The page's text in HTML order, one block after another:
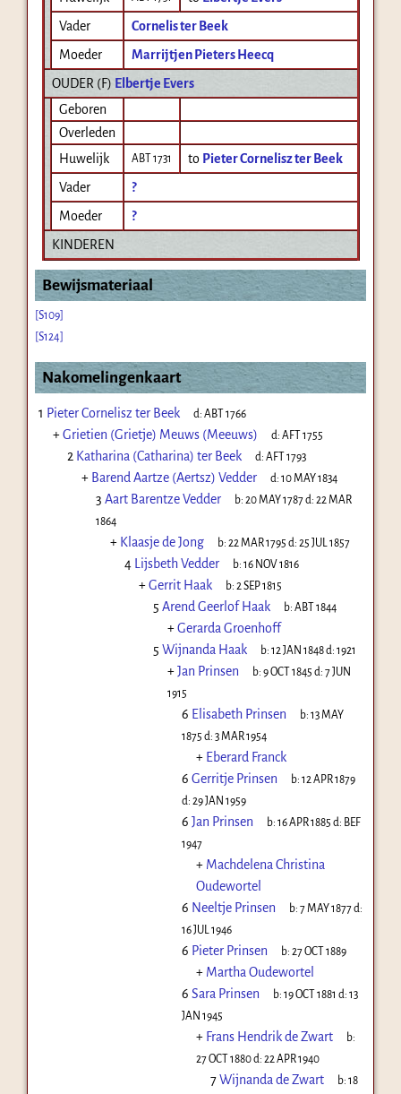
Vader
Cornelis ter Beek
Moeder
Marrijtjen Pieters Heecq
OUDER (F) Elbertje Evers
Geboren
Overleden
Huwelijk
ABT 1731 to Pieter Cornelisz ter Beek
Vader
?
Moeder
?
KINDEREN
Bewijsmateriaal
[S109]
[S124]
Nakomelingenkaart
1 Pieter Cornelisz ter Beek d:ABT 1766
+Grietien (Grietje) Meuws (Meeuws) d:AFT 1755
2 Katharina (Catharina) ter Beek d:AFT 1793
+ Barend Aartze (Aertsz) Vedder d:10 MAY 1834
3 Aart Barentze Vedder b:20 MAY 1787d:22 MAR
1864
+ Klaasje de Jong b:22 MAR 1795 d:25 JUL 1857
4 Lijsbeth Vedder b:16 NOV 1816
+Gerrit Haak b:2 SEP 1815
5 Arend Geerlof Haak b:ABT 1844
+Gerarda Groenhoff
5 Wijnanda Haak b:12 JAN 1848d:1921
+Jan Prinsen b:9 OCT 1845 d:7 JUN
1915
6 Elisabeth Prinsen b:13 MAY
1875 d: 3 MAR 1954
+ Eberard Franck
6 Gerritje Prinsen b:12 APR 1879
d: 29 JAN 1959
6 Jan Prinsen b:16 APR 1885 d: BEF
1947
+ Machdelena Christina
Oudewortel
6 Neeltje Prinsen b:7 MAY 1877d:
16 JUL 1946
6 Pieter Prinsen b:27 OCT 1889
+ Martha Oudewortel
6 Sara Prinsen b:19 OCT 1881 d:13
JAN 1945
+ Frans Hendrik de Zwart
b:
27 OCT 1880d: 22 APR 1940
7Wijnanda de Zwart b:18